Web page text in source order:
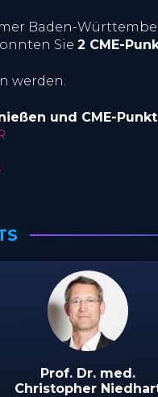
Baden-
Sie 2 CME-
werden.
und CME-
Prof. Dr. med.
Christopher